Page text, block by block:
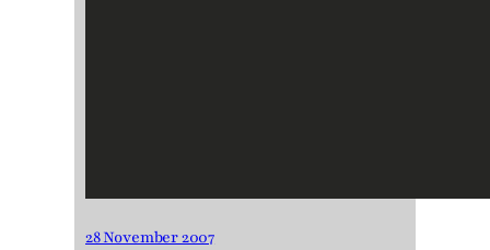
28 November 2007